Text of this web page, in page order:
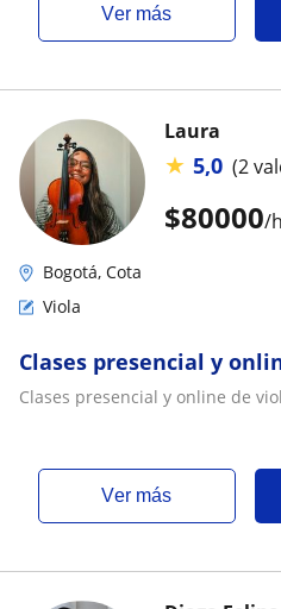
ver más
$80000/h
Laura
★ 5,0 (2
Bogotá, Cota
Viola
Clases presencial y
Clases presencial y online de
ver más